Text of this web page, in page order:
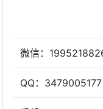
微信：
QQ：3479005177